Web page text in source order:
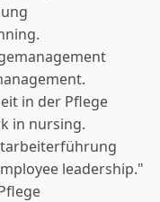
in der Pflege
in nursing.
leadership."